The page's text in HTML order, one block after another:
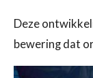
Deze
bewering dat